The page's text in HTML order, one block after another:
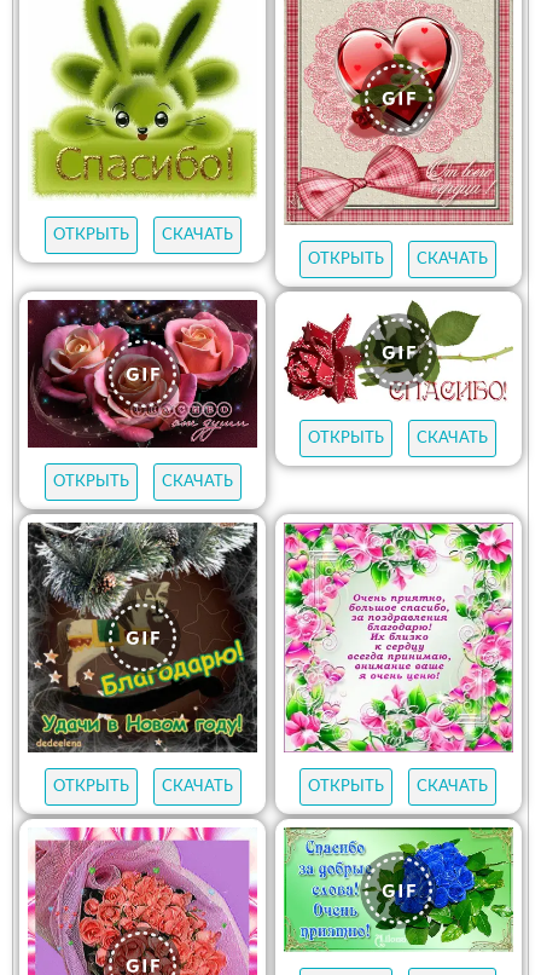
ОТКРЫТЬ
СКАЧАТЬ
ОТКРЫТЬ
СКАЧАТЬ
ОТКРЫТЬ СКАЧАТЬ
ОТКРЫТЬ СКАЧАТЬ
ОТКРЫТЬ СКАЧАТЬ ОТКРЫТЬ СКАЧАТЬ